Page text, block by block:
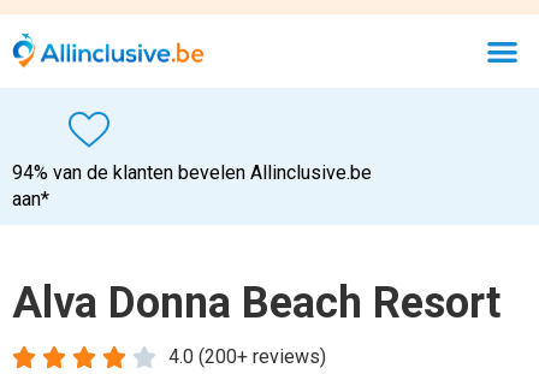
94% van de klanten bevelen Allinclusive.be
aan*
Alva Donna Beach Resort
4.0 (200+ reviews)
    